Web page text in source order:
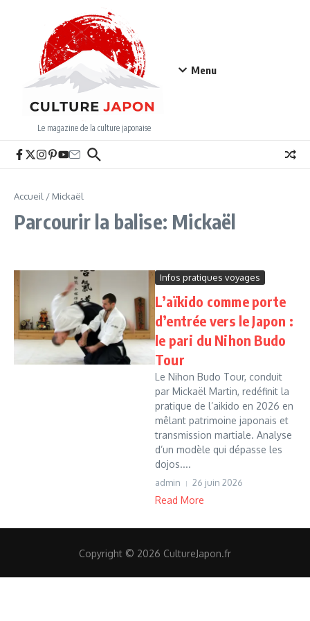
Le magazine de la culture japonaise
Menu
Accueil / Mickaël
Parcourir la balise: Mickaël
Infos pratiques voyages
L’aïkido comme porte
d’entrée vers le Japon :
le pari du Nihon Budo
Tour
Le Nihon Budo Tour, conduit
par Mickaël Martin, redéfinit la
pratique de l’aikido en 2026 en
mêlant patrimoine japonais et
transmission martiale. Analyse
d’un modèle qui dépasse les
dojos....
admin 26 juin 2026
Read More